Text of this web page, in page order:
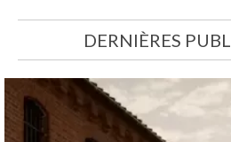
DERNIÈRES